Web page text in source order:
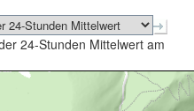
24-Stunden Mittelwert am